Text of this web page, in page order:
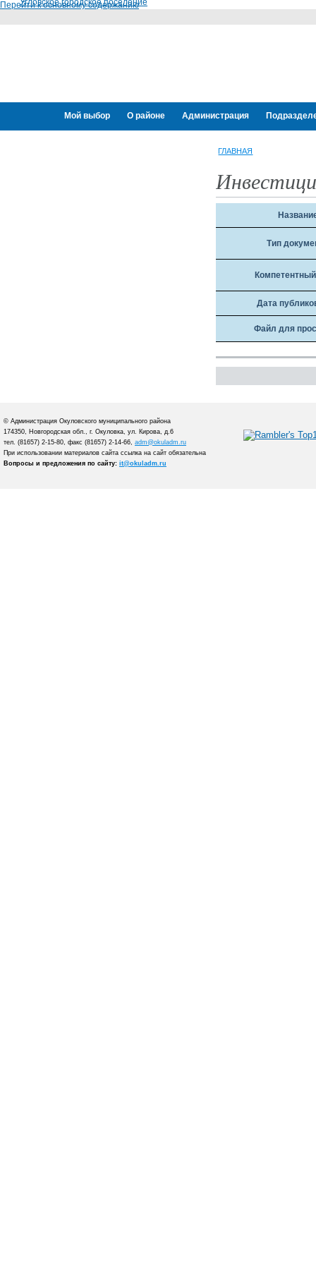
Перейти к основному содержанию
Угловское городское поселение
Мой выбор О районе Администрация
ГЛАВНАЯ
Тип
Дата
Файл для
© Администрация Окуловского муниципального района
174350, Новгородская обл., г. Окуловка, ул. Кирова, д.6
тел. (81657) 2-15-80, факс (81657) 2-14-66, adm@okuladm.ru
При использовании материалов сайта ссылка на сайт обязательна
Вопросы и предложения по сайту: it@okuladm.ru